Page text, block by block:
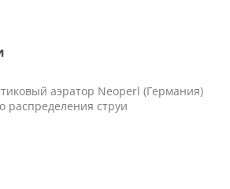
аэратор Neoperl (Германия)
распределения струи